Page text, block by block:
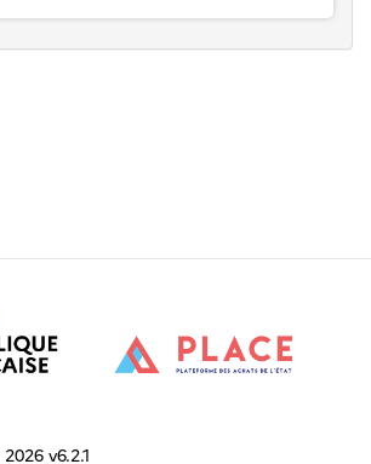
2026 v6.2.1